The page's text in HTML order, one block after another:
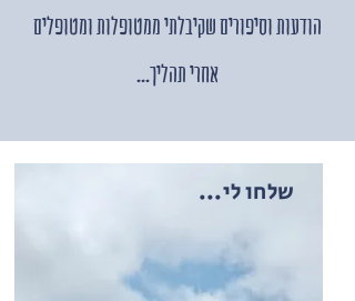
הודעות וסיפורים שקיבלתי ממטופלות ומטופלים
אחרי תהליך...
שלחו לי...